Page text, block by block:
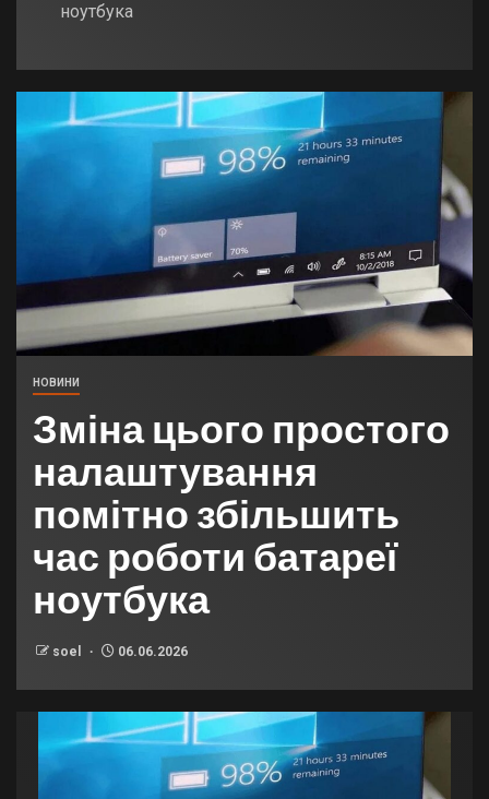
ноутбука
НОВИНИ
Зміна цього простого
налаштування
помітно збільшить
час роботи батареї
ноутбука
soel 06.06.2026